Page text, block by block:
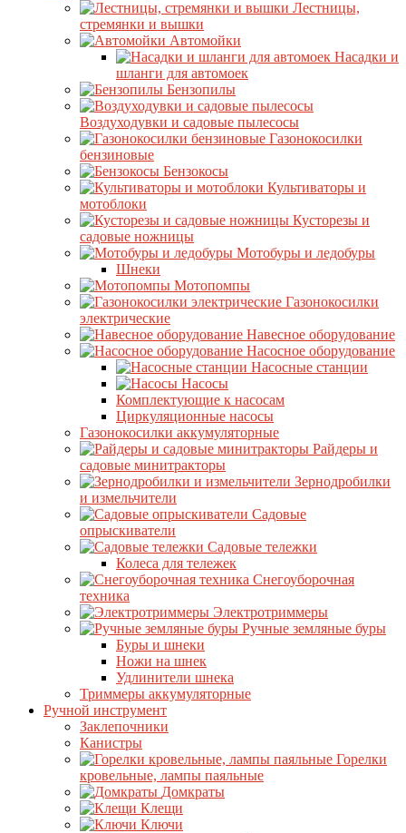
Лестницы,
стремянки и вышки
Автомойки
Насадки и
шланги для автомоек
Бензопилы
Воздуходувки и садовые пылесосы
Газонокосилки
бензиновые
Бензокосы
Культиваторы и
мотоблоки
Кусторезы и
садовые ножницы
Мотобуры и ледобуры
Шнеки
Мотопомпы
Газонокосилки
электрические
Навесное оборудование
Насосное оборудование
Насосные станции
Насосы
Комплектующие к насосам
Циркуляционные насосы
Газонокосилки аккумуляторные
Райдеры и
садовые минитракторы
Зернодробилки
и измельчители
Садовые
опрыскиватели
Садовые тележки
Колеса для тележек
Снегоуборочная
техника
Электротриммеры
Ручные земляные буры
Буры и шнеки
Ножи на шнек
Удлинители шнека
Триммеры аккумуляторные
Ручной инструмент
Заклепочники
Канистры
Горелки
кровельные, лампы паяльные
Домкраты
Клещи
Ключи